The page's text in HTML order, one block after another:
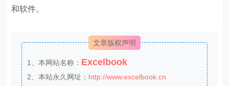
和软件。
文章版权声明
1、本网站名称： Excelbook
2、本站永久网址： http://www.excelbook.cn